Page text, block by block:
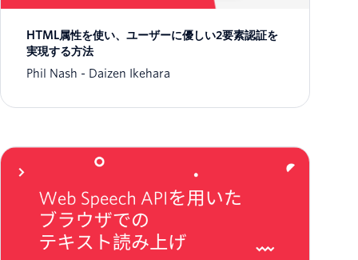
HTML属性を使い、ユーザーに優しい2要素認証を
実現する方法
Phil Nash
Daizen Ikehara